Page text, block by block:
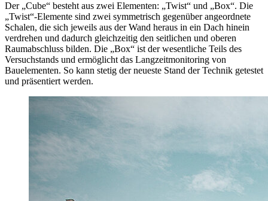
Der „Cube“ besteht aus zwei Elementen: „Twist“ und „Box“. Die
„Twist“-Elemente sind zwei symmetrisch gegenüber angeordnete
Schalen, die sich jeweils aus der Wand heraus in ein Dach hinein
verdrehen und dadurch gleichzeitig den seitlichen und oberen
Raumabschluss bilden. Die „Box“ ist der wesentliche Teils des
Versuchstands und ermöglicht das Langzeitmonitoring von
Bauelementen. So kann stetig der neueste Stand der Technik getestet
und präsentiert werden.